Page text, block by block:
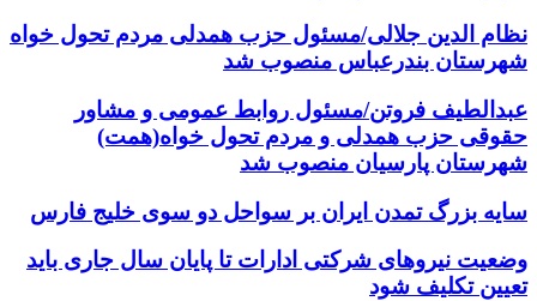
نظام الدین جلالی/مسئول حزب همدلی مردم تحول خواه
شهرستان بندرعباس منصوب شد
عبدالطیف فروتن/مسئول روابط عمومی و مشاور
حقوقی حزب همدلی و مردم تحول خواه(همت)
شهرستان پارسیان منصوب شد
سایه بزرگ تمدن ایران بر سواحل دو سوی خلیج فارس
وضعیت نیروهای شرکتی ادارات تا پایان سال جاری باید
تعیین تکلیف شود